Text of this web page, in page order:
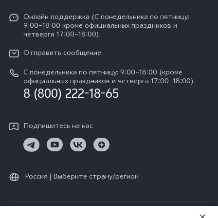
Y11d
V40 Lite
Y04s
Funtouch OS
Сервисные центры
IMEI аутентификация
Запрос стоимости запчастей
Обновление системы
Скачать LUT для Log-восстановления
Пресс-центр
Карьера в vivo
Юридическая информация
О нас
Социальная ответственность
Oнлайн поддержка (С понедельника по пятницу:
9:00–18:00 кроме официальных праздников и
четверга 17:00–18:00)
Отправить сообщение
С понедельника по пятницу: 9:00–18:00 (кроме
официальных праздников и четверга 17:00–18:00)
8 (800) 222-18-65
Подпишитесь на нас
Россия | Выберите страну/регион